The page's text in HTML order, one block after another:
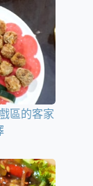
區的客家